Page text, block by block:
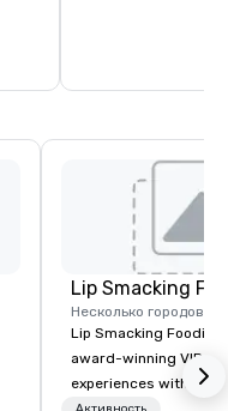
Lip Smacking
Несколько городов
Lip Smacking Foodie
award-winning VIP
experiences with